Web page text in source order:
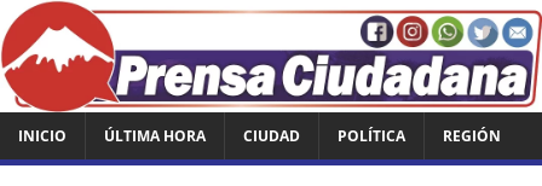
INICIO ÚLTIMA HORA CIUDAD POLÍTICA REGIÓN